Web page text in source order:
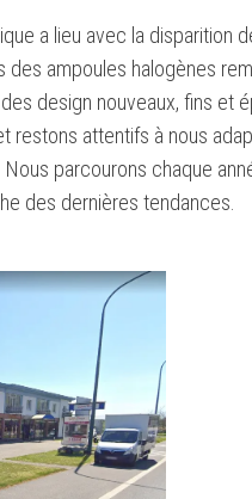
a lieu avec la disparition
ampoules halogènes
design nouveaux, fins et
restons attentifs à nous
parcourons chaque
des dernières tendances.